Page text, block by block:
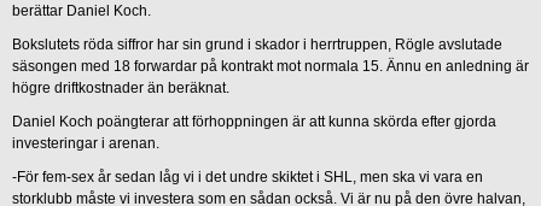
berättar Daniel Koch.
Bokslutets röda siffror har sin grund i skador i herrtruppen, Rögle avslutade
säsongen med 18 forwardar på kontrakt mot normala 15. Ännu en anledning är
högre driftkostnader än beräknat.
Daniel Koch poängterar att förhoppningen är att kunna skörda efter gjorda
investeringar i arenan.
-För fem-sex år sedan låg vi i det undre skiktet i SHL, men ska vi vara en
storklubb måste vi investera som en sådan också. Vi är nu på den övre halvan,